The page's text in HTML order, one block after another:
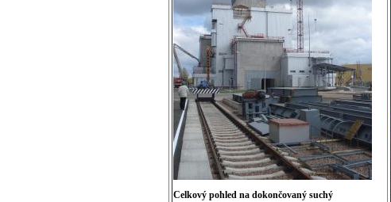
Celkový pohled na dokončovaný suchý